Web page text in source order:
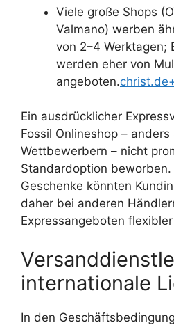
Viele große Shops
Valmano) werben
von 2–4 Werktagen;
werden eher von
angeboten.
Ein ausdrücklicher
Fossil Onlineshop –
Wettbewerbern – nicht
Standardoption beworben.
Geschenke könnten
daher bei anderen
Expressangeboten
internationale
In den